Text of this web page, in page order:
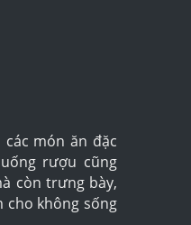
món ăn đặc
rượu cũng
còn trưng bày,
cho không sống